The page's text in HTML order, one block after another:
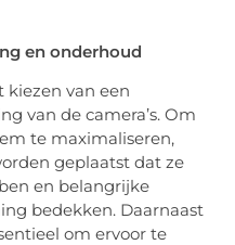
en onderhoud
kiezen van een
van de camera’s. Om
te maximaliseren,
geplaatst dat ze
en belangrijke
bedekken. Daarnaast
om ervoor te